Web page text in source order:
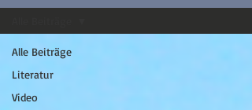
Alle Beiträge
Literatur
Video